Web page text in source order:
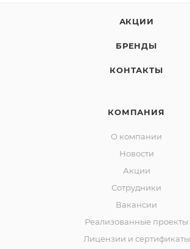
АКЦИИ
БРЕНДЫ
КОНТАКТЫ
КОМПАНИЯ
О компании
Новости
Акции
Сотрудники
Вакансии
Реализованные проекты
Лицензии и сертификаты